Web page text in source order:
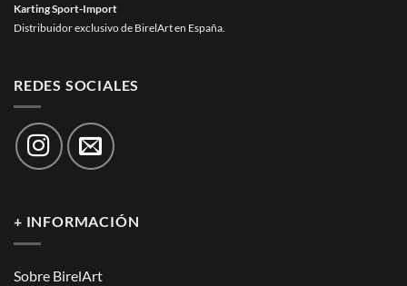
Karting Sport-Import
Distribuidor exclusivo de BirelArt en España.
REDES SOCIALES
+ INFORMACIÓN
Sobre BirelArt